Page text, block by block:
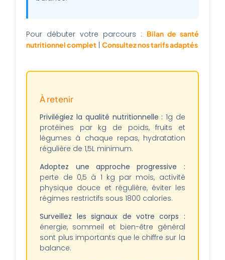
Pour débuter votre parcours :
Bilan de santé
nutritionnel complet |Consultez nos tarifs adaptés
À retenir
Privilégiez la qualité nutritionnelle : 1g de
protéines par kg de poids, fruits et
légumes à chaque repas, hydratation
régulière de 1,5L minimum.
Adoptez une approche progressive :
perte de 0,5 à 1 kg par mois, activité
physique douce et régulière, éviter les
régimes restrictifs sous 1800 calories.
Surveillez les signaux de votre corps :
énergie, sommeil et bien-être général
sont plus importants que le chiffre sur la
balance.